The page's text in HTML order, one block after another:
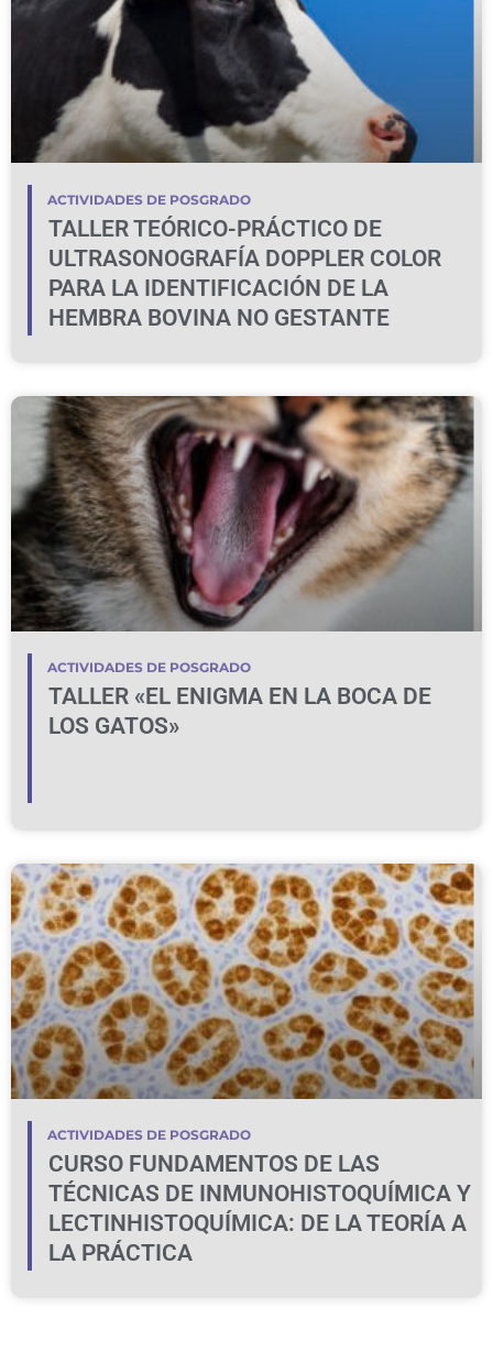
ACTIVIDADES DE POSGRADO
TALLER TEÓRICO-PRÁCTICO DE
ULTRASONOGRAFÍA DOPPLER COLOR
PARA LA IDENTIFICACIÓN DE LA
HEMBRA BOVINA NO GESTANTE
ACTIVIDADES DE POSGRADO
TALLER «EL ENIGMA EN LA BOCA DE
LOS GATOS»
ACTIVIDADES DE POSGRADO
CURSO FUNDAMENTOS DE LAS
TÉCNICAS DE INMUNOHISTOQUÍMICA Y
LECTINHISTOQUÍMICA: DE LA TEORÍA A
LA PRÁCTICA